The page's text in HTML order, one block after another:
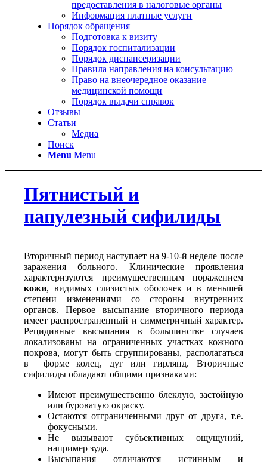
предоставления в налоговые органы
Информация платные услуги
Порядок обращения
Подготовка к визиту
Порядок госпитализации
Порядок диспансеризации
Правила направления на консультацию
Право на внеочередное оказание
медицинской помощи
Порядок выдачи справок
Отзывы
Статьи
Медиа
Поиск
Menu Menu
Пятнистый и
папулезный сифилиды
Вторичный период наступает на 9-10-й неделе после
заражения больного. Клинические проявления
характеризуются преимущественным поражением
кожи, видимых слизистых оболочек и в меньшей
степени изменениями со стороны внутренних
органов. Первое высыпание вторичного периода
имеет распространенный и симметричный характер.
Рецидивные высыпания в большинстве случаев
локализованы на ограниченных участках кожного
покрова, могут быть сгруппированы, располагаться
в форме колец, дуг или гирлянд. Вторичные
сифилиды обладают общими признаками:
Имеют преимущественно блеклую, застойную
или буроватую окраску.
Остаются отграниченными друг от друга, т.е.
фокусными.
Не вызывают субъективных ощущуний,
например зуда.
Высыпания отличаются истинным и